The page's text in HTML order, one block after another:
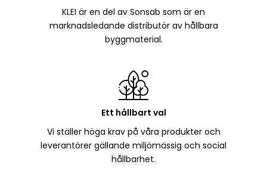
KLEI är en del av Sonsab som är en
marknadsledande distributör av hållbara
byggmaterial.
Ett hållbart val
Vi ställer höga krav på våra produkter och
leverantörer gällande miljömässig och social
hållbarhet.